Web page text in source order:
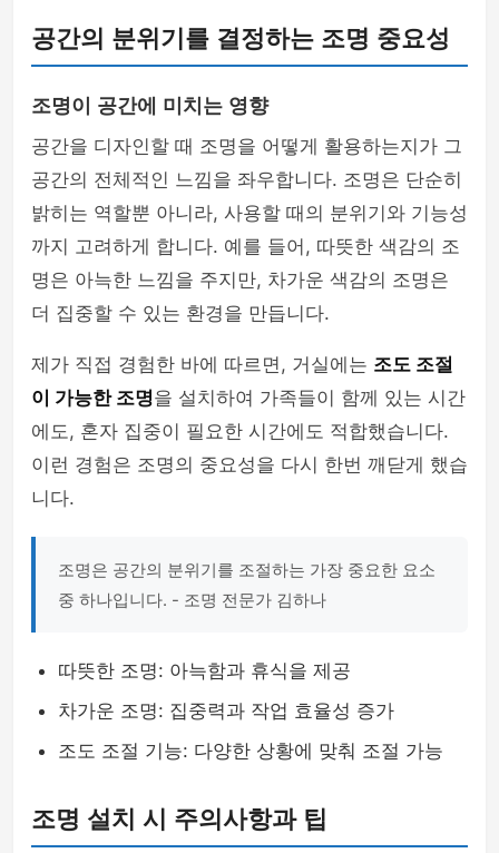
공간의 분위기를 결정하는 조명 중요성
조명이 공간에 미치는 영향
공간을 디자인할 때 조명을 어떻게 활용하는지가 그
공간의 전체적인 느낌을 좌우합니다. 조명은 단순히
밝히는 역할뿐 아니라, 사용할 때의 분위기와 기능성
까지 고려하게 합니다. 예를 들어, 따뜻한 색감의 조
명은 아늑한 느낌을 주지만, 차가운 색감의 조명은
더 집중할 수 있는 환경을 만듭니다.
제가 직접 경험한 바에 따르면, 거실에는 조도 조절
이 가능한 조명을 설치하여 가족들이 함께 있는 시간
에도, 혼자 집중이 필요한 시간에도 적합했습니다.
이런 경험은 조명의 중요성을 다시 한번 깨닫게 했습
니다.
조명은 공간의 분위기를 조절하는 가장 중요한 요소
중 하나입니다. - 조명 전문가 김하나
따뜻한 조명: 아늑함과 휴식을 제공
차가운 조명: 집중력과 작업 효율성 증가
조도 조절 기능: 다양한 상황에 맞춰 조절 가능
조명 설치 시 주의사항과 팁